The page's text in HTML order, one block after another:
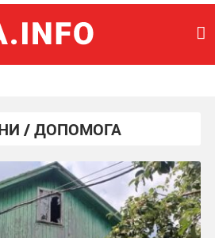
/ ДОПОМОГА